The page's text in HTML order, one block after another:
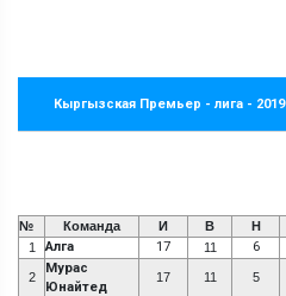
Кыргызская Премьер - лига - 2019
№ Команда И В Н
1
Алга 17 11 6
2
Мурас
Юнайтед
17 11 5